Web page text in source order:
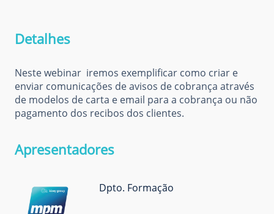
Detalhes
Neste webinar iremos exemplificar como criar e
enviar comunicações de avisos de cobrança através
de modelos de carta e email para a cobrança ou não
pagamento dos recibos dos clientes.
Apresentadores
Dpto. Formação